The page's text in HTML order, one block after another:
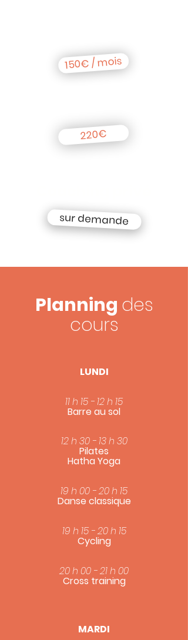
en illimité
150€ / mois
220€
sur demande
Planning des
cours
LUNDI
11 h 15 - 12 h 15
Barre au sol
12 h 30 - 13 h 30
Pilates
Hatha Yoga
19 h 00 - 20 h 15
Danse classique
19 h 15 - 20 h 15
Cycling
20 h 00 - 21 h 00
Cross training
MARDI